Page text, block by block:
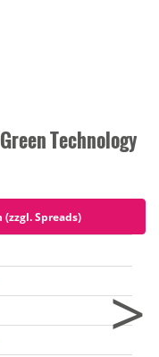
Technology
(zzgl. Spreads)
>